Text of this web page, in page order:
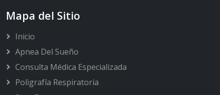
Mapa del Sitio
Inicio
Apnea Del Sueño
Consulta Médica Especializada
Poligrafía Respiratoria